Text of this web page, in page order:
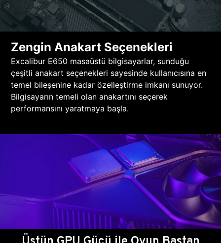
Zengin Anakart Seçenekleri
Excalibur E650 masaüstü bilgisayarlar, sunduğu
çeşitli anakart seçenekleri sayesinde kullanıcısına en
temel bileşenine kadar özelleştirme imkanı sunuyor.
Bilgisayarın temeli olan anakartını seçerek
performansını yaratmaya başla.